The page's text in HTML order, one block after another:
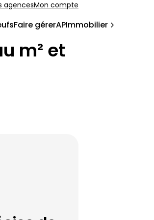
agencesMon compte
Faire gérerAPImmobilier
m² et